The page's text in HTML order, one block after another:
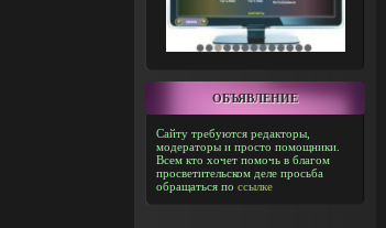
ОБЪЯВЛЕНИЕ
Сайту требуются редакторы,
модераторы и просто помощники.
Всем кто хочет помочь в благом
просветительском деле просьба
обращаться по ссылке